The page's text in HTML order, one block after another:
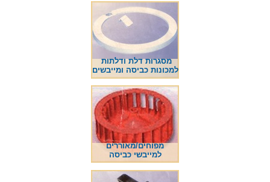
מסגרות דלת ודלתות
למכונות כביסה ומייבשים
מפוחים/מאוררים
למייבשי כביסה